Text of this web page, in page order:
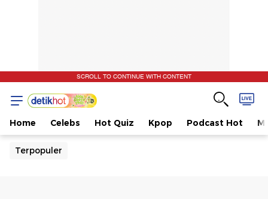
SCROLL TO CONTINUE WITH CONTENT
Home Celebs Hot Quiz Kpop Podcast Hot
Terpopuler